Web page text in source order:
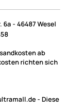
- 46487 Wesel
ab
richten sich
- Diese